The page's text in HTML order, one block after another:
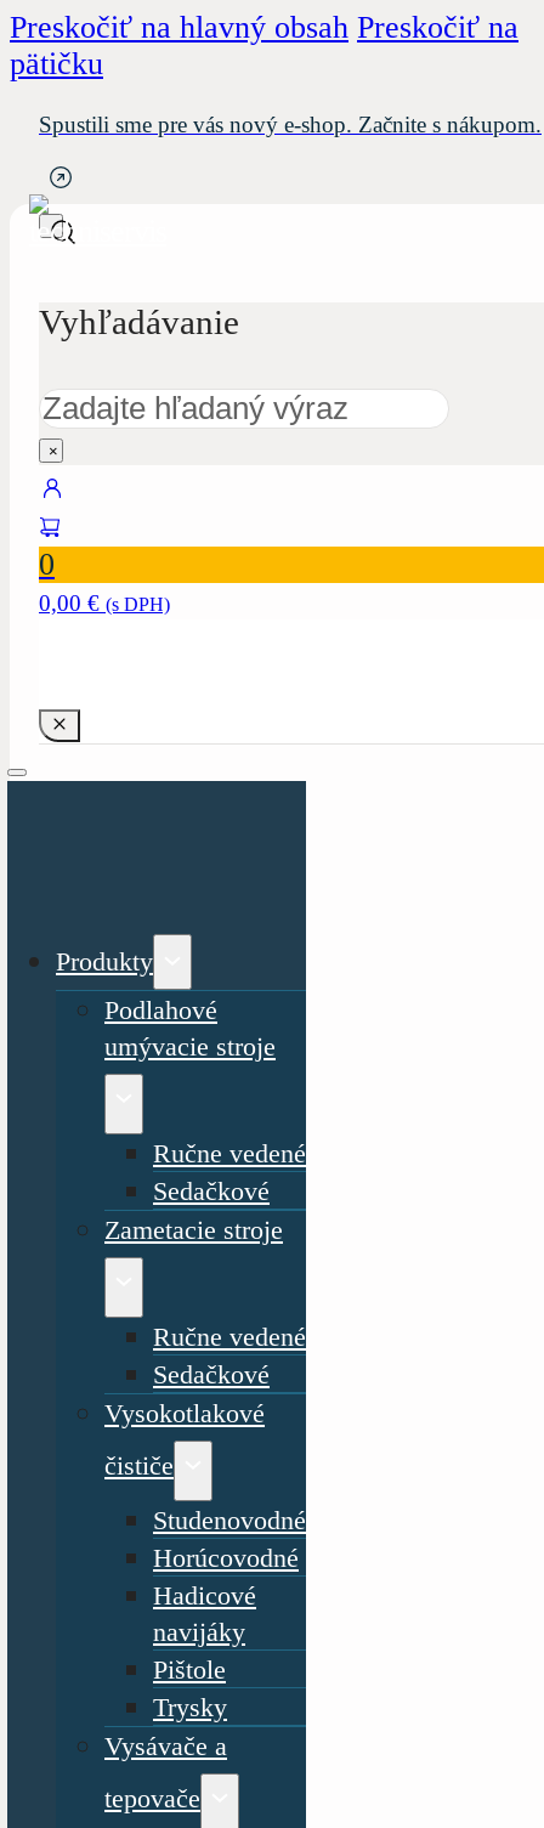
Preskočiť na hlavný obsah Preskočiť na
pätičku
Spustili sme pre vás nový e-shop. Začnite s nákupom.
Vyhľadávanie
Hľadať
×
0
0,00 € (s DPH)
Produkty
Podlahové
umývacie stroje
Ručne vedené
Sedačkové
Zametacie stroje
Ručne vedené
Sedačkové
Vysokotlakové
čističe
Studenovodné
Horúcovodné
Hadicové
navijáky
Pištole
Trysky
Vysávače a
tepovače